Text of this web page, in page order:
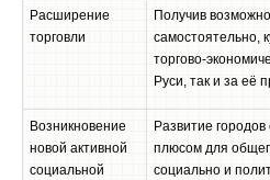
Расширение
торговли
Получив
самостоятельно,
торгово-
Руси, так и за её
Возникновение
новой активной
социальной
Развитие
плюсом для
социально и